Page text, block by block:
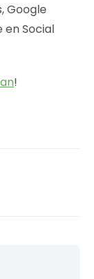
Google
Social
!